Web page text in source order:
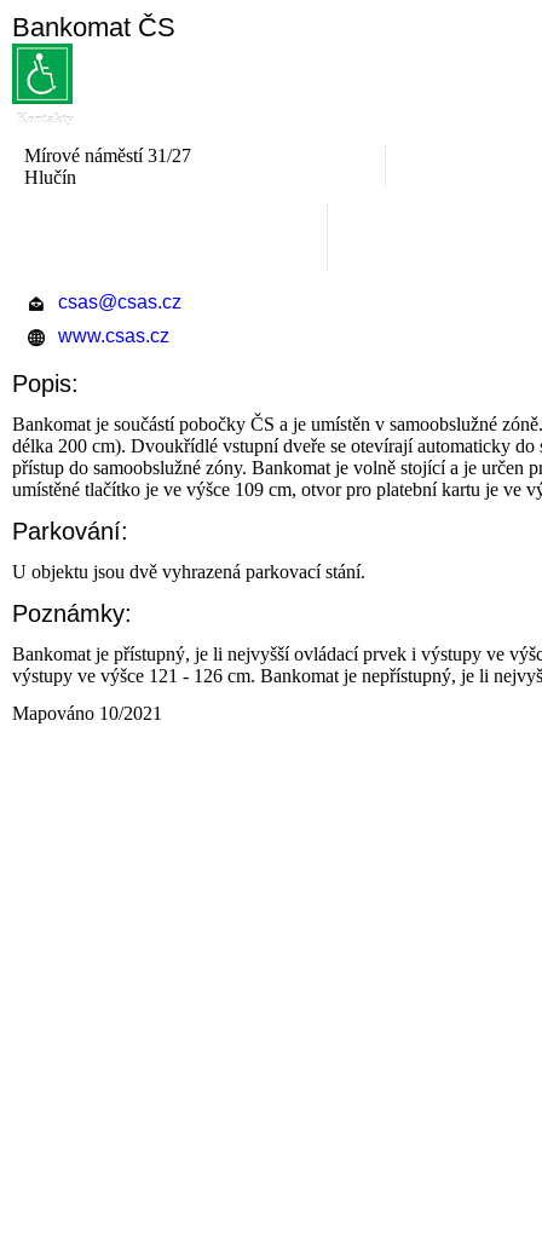
Bankomat ČS
Kontakty
Mírové náměstí 31/27
Hlučín
csas@csas.cz
www.csas.cz
Popis:
Bankomat je součástí pobočky ČS a je umístěn v samoobslužné
délka 200 cm). Dvoukřídlé vstupní dveře se otevírají automaticky
přístup do samoobslužné zóny. Bankomat je volně stojící a je
umístěné tlačítko je ve výšce 109 cm, otvor pro platební kartu je ve
Parkování:
U objektu jsou dvě vyhrazená parkovací stání.
Poznámky:
Bankomat je přístupný, je li nejvyšší ovládací prvek i výstupy ve
výstupy ve výšce 121 - 126 cm. Bankomat je nepřístupný, je li
Mapováno 10/2021